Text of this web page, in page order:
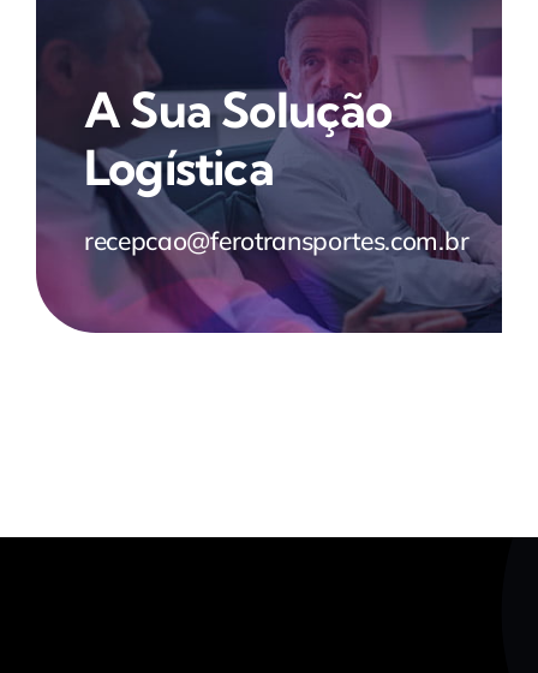
A Sua Solução
Logística
recepcao@ferotransportes.com.br